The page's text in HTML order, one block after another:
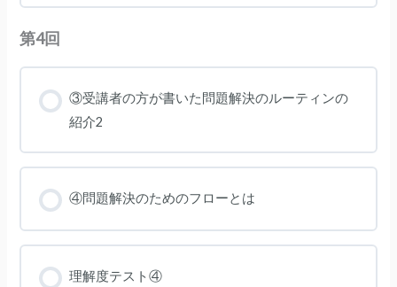
第4回
③受講者の方が書いた問題解決のルーティンの
紹介2
④問題解決のためのフローとは
理解度テスト④